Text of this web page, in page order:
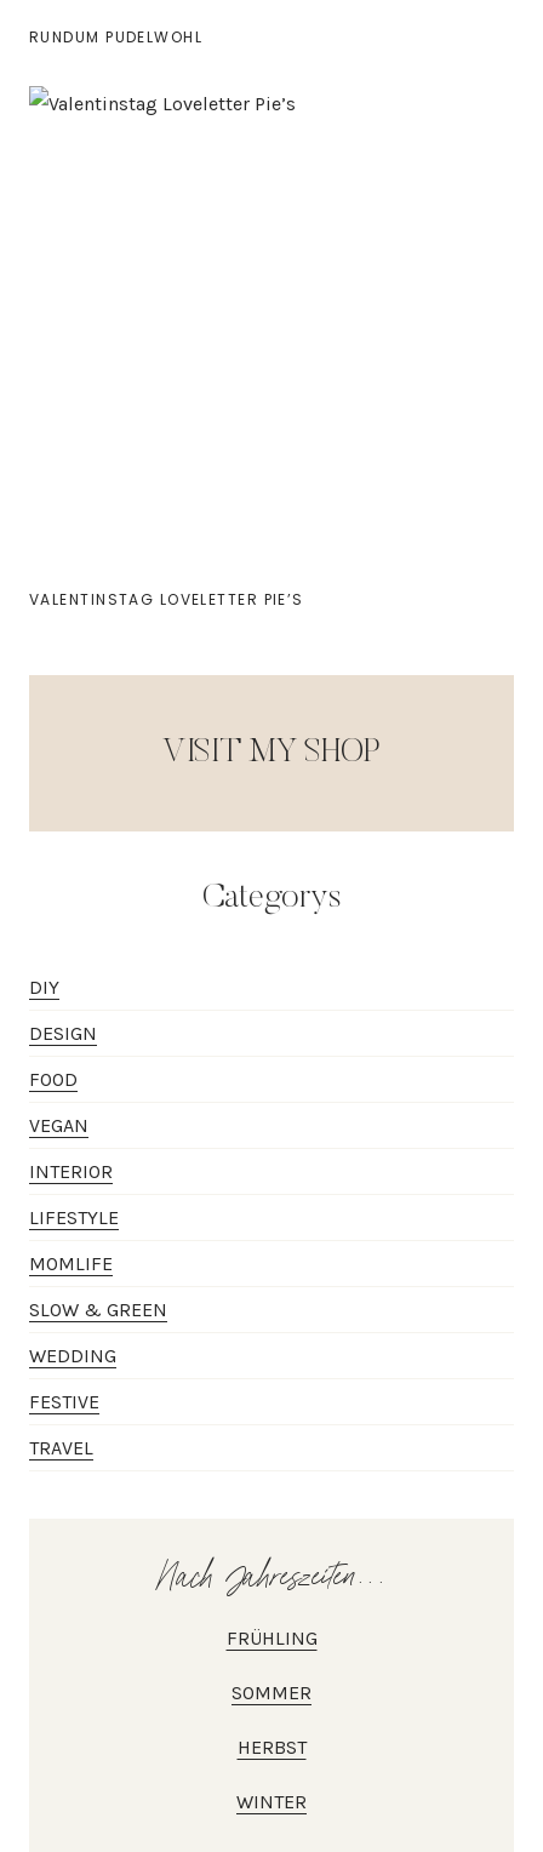
RUNDUM PUDELWOHL
VALENTINSTAG LOVELETTER PIE’S
VISIT MY SHOP
Categorys
DIY
DESIGN
FOOD
VEGAN
INTERIOR
LIFESTYLE
MOMLIFE
SLOW & GREEN
WEDDING
FESTIVE
TRAVEL
Nach Jahreszeiten...
FRÜHLING
SOMMER
HERBST
WINTER